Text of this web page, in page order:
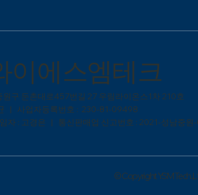
이에스엠테크
원구 둔촌대로457번길 27 우림라이온스1차 210호
| 사업자등록번호 : 230-81-09498
자 : 고경은 | 통신판매업 신고번호 : 2021-성남중원
© Copyright YSM